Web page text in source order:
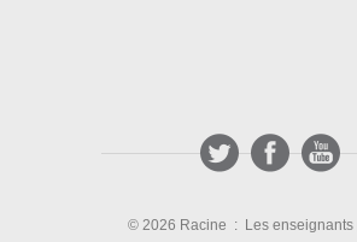
© 2026 Racine : Les enseignants